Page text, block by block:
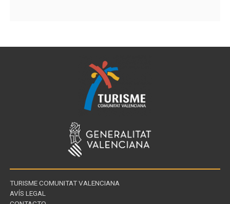
TURISME COMUNITAT VALENCIANA
AVÍS LEGAL